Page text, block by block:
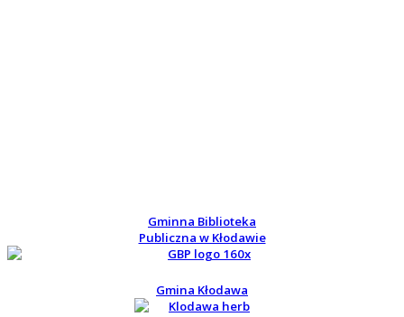
Gminna Biblioteka
Publiczna w Kłodawie
Gmina Kłodawa